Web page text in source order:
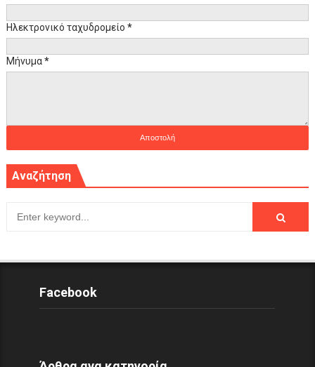
Ηλεκτρονικό ταχυδρομείο *
Μήνυμα*
Αναζήτηση
Facebook